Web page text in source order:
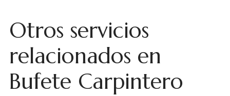
Otros servicios
relacionados en
Bufete Carpintero